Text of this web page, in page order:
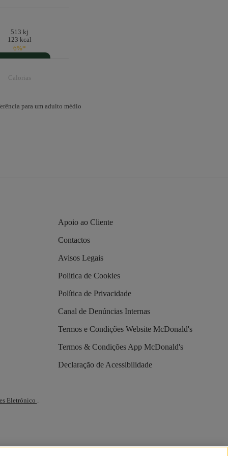
513 kj
123 kcal
6%*
Calorias
para um adulto médio
Apoio ao Cliente
Contactos
Avisos Legais
Politica de Cookies
Política de Privacidade
Canal de Denúncias Internas
Termos e Condições Website McDonald's
Termos & Condições App McDonald's
Declaração de Acessibilidade
Eletrónico